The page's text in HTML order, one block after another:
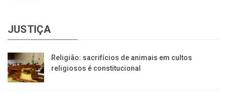
JUSTIÇA
Religião: sacrifícios de animais em cultos
religiosos é constitucional